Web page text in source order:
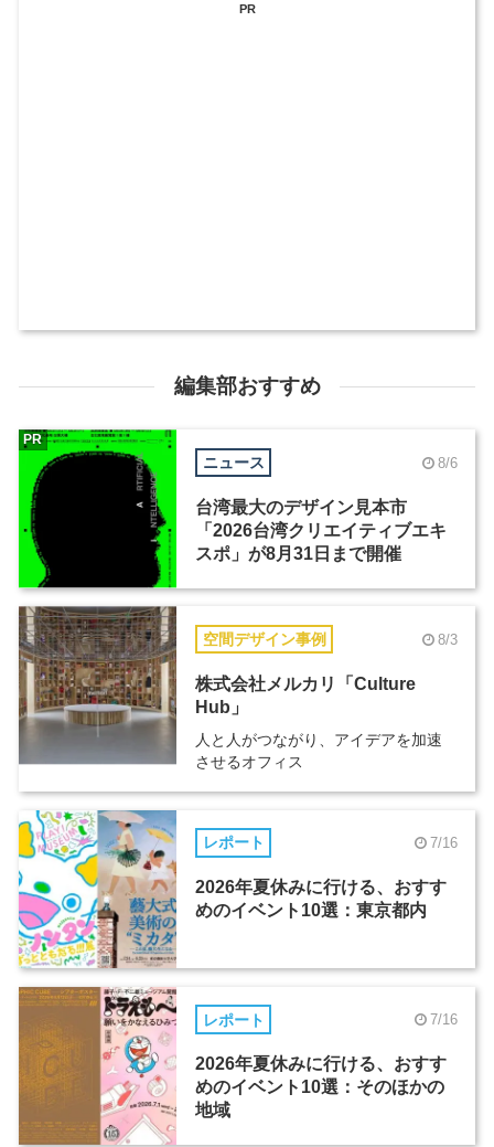
PR
編集部おすすめ
ニュース 8/6
台湾最大のデザイン見本市
「2026台湾クリエイティブエキ
スポ」が8月31日まで開催
PR
空間デザイン事例 8/3
株式会社メルカリ「Culture
Hub」
人と人がつながり、アイデアを加速
させるオフィス
レポート 7/16
2026年夏休みに行ける、おすす
めのイベント10選：東京都内
レポート 7/16
2026年夏休みに行ける、おすす
めのイベント10選：そのほかの
地域